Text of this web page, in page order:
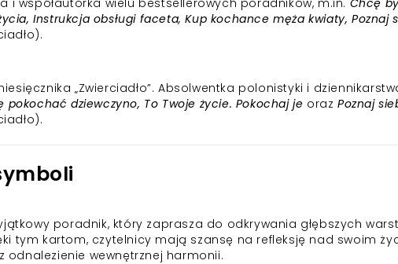
i współautorka wielu bestsellerowych poradników, m.in. Chcę
Instrukcja obsługi faceta, Kup kochance męża kwiaty, Poznaj
„Zwierciadło”. Absolwentka polonistyki i
pokochać dziewczyno, To Twoje życie. Pokochaj je orazPoznaj
poradnik, który zaprasza do odkrywania głębszych
tym kartom, czytelnicy mają szansę na refleksję nad swoim
wewnętrznej harmonii.